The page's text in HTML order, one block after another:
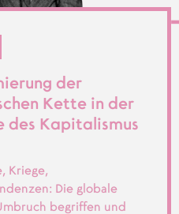
der
Kette in der
des Kapitalismus
Kriege,
Die globale
begriffen und